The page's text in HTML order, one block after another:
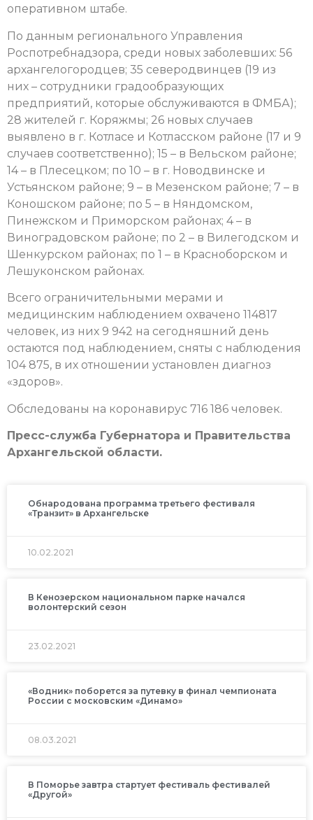
оперативном штабе.
По данным регионального Управления
Роспотребнадзора, среди новых заболевших: 56
архангелогородцев; 35 северодвинцев (19 из
них – сотрудники градообразующих
предприятий, которые обслуживаются в ФМБА);
28 жителей г. Коряжмы; 26 новых случаев
выявлено в г. Котласе и Котласском районе (17 и 9
случаев соответственно); 15 – в Вельском районе;
14 – в Плесецком; по 10 – в г. Новодвинске и
Устьянском районе; 9 – в Мезенском районе; 7 – в
Коношском районе; по 5 – в Няндомском,
Пинежском и Приморском районах; 4 – в
Виноградовском районе; по 2 – в Вилегодском и
Шенкурском районах; по 1 – в Красноборском и
Лешуконском районах.
Всего ограничительными мерами и
медицинским наблюдением охвачено 114817
человек, из них 9 942 на сегодняшний день
остаются под наблюдением, сняты с наблюдения
104 875, в их отношении установлен диагноз
«здоров».
Обследованы на коронавирус 716 186 человек.
Пресс-служба Губернатора и Правительства
Архангельской области.
Обнародована программа третьего фестиваля
«Транзит» в Архангельске
10.02.2021
В Кенозерском национальном парке начался
волонтерский сезон
23.02.2021
«Водник» поборется за путевку в финал чемпионата
России с московским «Динамо»
08.03.2021
В Поморье завтра стартует фестиваль фестивалей
«Другой»